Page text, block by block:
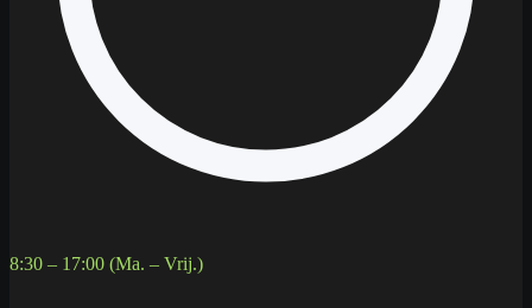
8:30 – 17:00 (Ma. – Vrij.)